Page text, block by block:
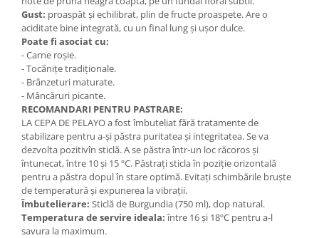
Gust: proaspăt și echilibrat, plin de fructe proaspete. Are o
aciditate bine integrată, cu un final lung și ușor dulce.
Poate fi asociat cu:
- Carne roșie.
-Tocănițe tradiționale.
- Brânzeturi maturate.
- Mâncăruri picante.
RECOMANDARI PENTRU PASTRARE:
LA CEPA DE PELAYO a fost îmbuteliat fără tratamente de
stabilizare pentru a-și păstra puritatea și integritatea. Se va
dezvolta pozitivîn sticlă. A se păstra într-un loc răcoros și
întunecat, între 10 și 15 ºC. Păstrați sticla în poziție orizontală
pentru a păstra dopul în stare optimă. Evitați schimbările bruște
de temperatură șiexpunerea la vibrații.
Îmbutelierare: Sticlă de Burgundia (750 ml), dop natural.
Temperatura de servire ideala:între 16 și 18ºC pentru a-l
savura la maximum.